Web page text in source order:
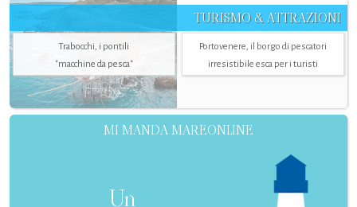
TURISMO & ATTRAZIONI
Trabocchi, i pontili
"macchine da pesca"
Portovenere, il borgo di pescatori
irresistibile esca per i turisti
MI MANDA MAREONLINE
Un